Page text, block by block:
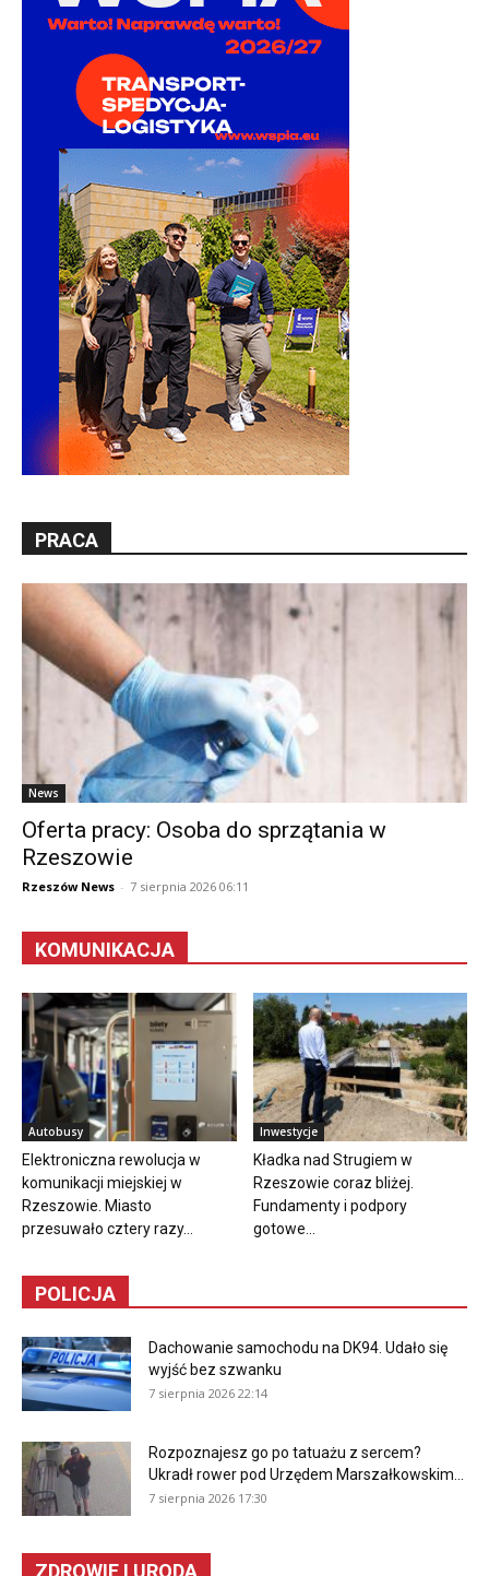
PRACA
News
Oferta pracy: Osoba do sprzątania w
Rzeszowie
Rzeszów News - 7 sierpnia 2026 06:11
KOMUNIKACJA
Autobusy
Elektroniczna rewolucja w
komunikacji miejskiej w
Rzeszowie. Miasto
przesuwało cztery razy...
Inwestycje
Kładka nad Strugiem w
Rzeszowie coraz bliżej.
Fundamenty i podpory
gotowe...
POLICJA
Dachowanie samochodu na DK94. Udało się
wyjść bez szwanku
7 sierpnia 2026 22:14
Rozpoznajesz go po tatuażu z sercem?
Ukradł rower pod Urzędem Marszałkowskim...
7 sierpnia 2026 17:30
ZDROWIE I URODA